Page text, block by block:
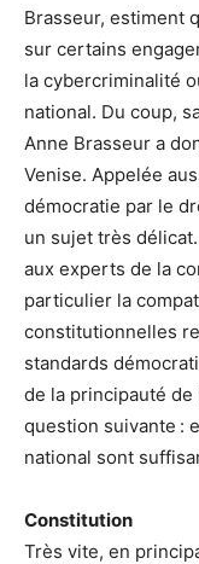
Brasseur, estiment
sur certains
la cybercriminalité
national. Du coup,
Anne Brasseur a
Venise. Appelée
démocratie par le
un sujet très
aux experts de la
particulier la
constitutionnelles
standards
de la principauté de
question suivante :
national sont
Constitution
Très vite, en